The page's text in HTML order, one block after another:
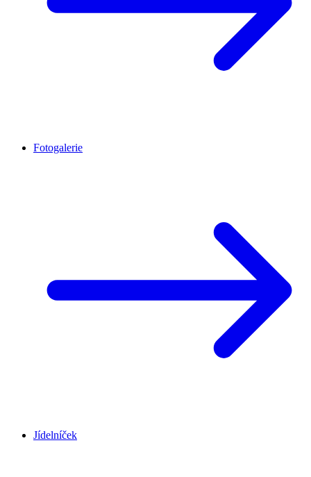
Fotogalerie
Jídelníček